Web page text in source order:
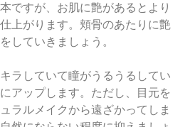
ですが、お肌に艶があるとより
上がります。頬骨のあたりに艶
していきましょう。
ラしていて瞳がうるうるしてい
アップします。ただし、目元を
ラルメイクから遠ざかってしま